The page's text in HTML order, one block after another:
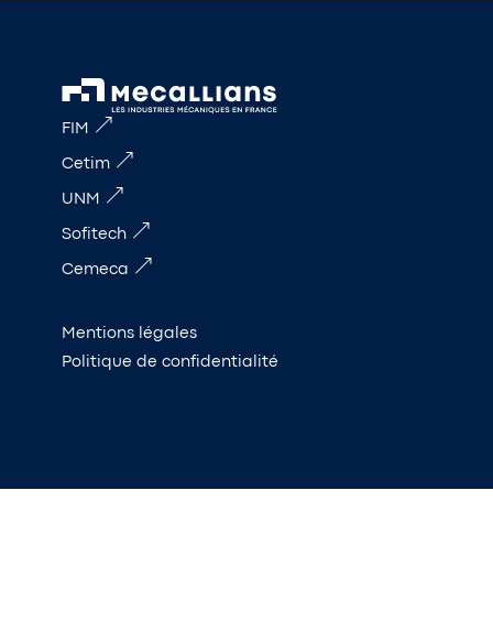
FIM
Cetim
UNM
Sofitech
Cemeca
Mentions légales
Politique de confidentialité